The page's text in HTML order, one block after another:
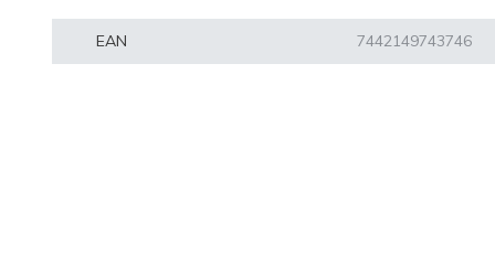
EAN 7442149743746